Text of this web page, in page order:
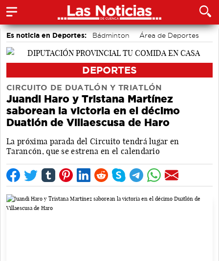
Es noticia en Deportes: Bádminton
Área de Deportes
Motor
DEPORTES
CIRCUITO DE DUATLÓN Y TRIATLÓN
Juandi Haro y Tristana Martínez
saborean la victoria en el décimo
Duatlón de Villaescusa de Haro
La próxima parada del Circuito tendrá lugar en
Tarancón, que se estrena en el calendario